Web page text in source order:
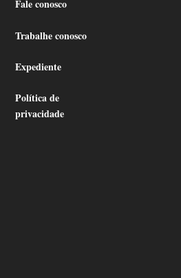
Fale conosco
Trabalhe conosco
Expediente
Política de
privacidade